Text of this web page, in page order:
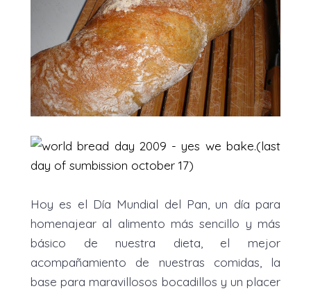
Hoy es el Día Mundial del Pan, un día para
homenajear al alimento más sencillo y más
básico de nuestra dieta, el mejor
acompañamiento de nuestras comidas, la
base para maravillosos bocadillos y un placer